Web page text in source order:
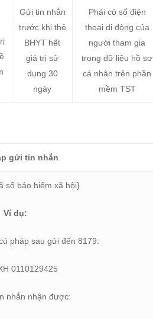
Gửi tin nhắn
trước khi thẻ
BHYT hết
giá trị sử
dụng 30
ngày
Phải có số điện
thoại di động của
người tham gia
trong dữ liệu hồ sơ
cá nhân trên phần
mềm TST
gửi tin nhắn
số bảo hiểm xã hội}
Ví dụ:
pháp sau gửi đến 8179:
0110129425
nhắn nhận được: